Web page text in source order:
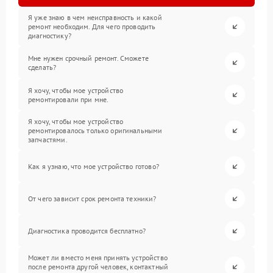
Я уже знаю в чем неисправность и какой
ремонт необходим. Для чего проводить
диагностику?
Мне нужен срочный ремонт. Сможете
сделать?
Я хочу, чтобы мое устройство
ремонтировали при мне.
Я хочу, чтобы мое устройство
ремонтировалось только оригинальными
запчастями.
Как я узнаю, что мое устройство готово?
От чего зависит срок ремонта техники?
Диагностика проводится бесплатно?
Может ли вместо меня принять устройство
после ремонта другой человек, контактный